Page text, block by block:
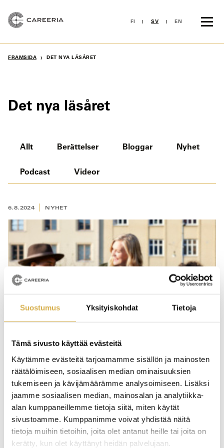
Suostumus Yksityiskohdat Tietoja
Tämä sivusto käyttää evästeitä
Käytämme evästeitä tarjoamamme sisällön ja mainosten
räätälöimiseen, sosiaalisen median ominaisuuksien
tukemiseen ja kävijämäärämme analysoimiseen. Lisäksi
jaamme sosiaalisen median, mainosalan ja analytiikka-
alan kumppaneillemme tietoja siitä, miten käytät
sivustoamme. Kumppanimme voivat yhdistää näitä
tietoja muihin tietoihin, joita olet antanut heille tai joita on
kerätty, kun olet käyttänyt heidän palvelujaan.
content
FI SV EN
FRAMSIDA › DET NYA LÄSÅRET
Det nya läsåret
Allt Berättelser Bloggar Nyhet
Podcast Videor
6.8.2024 NYHET
Välkommen till det nya läsåret!
Bläddra